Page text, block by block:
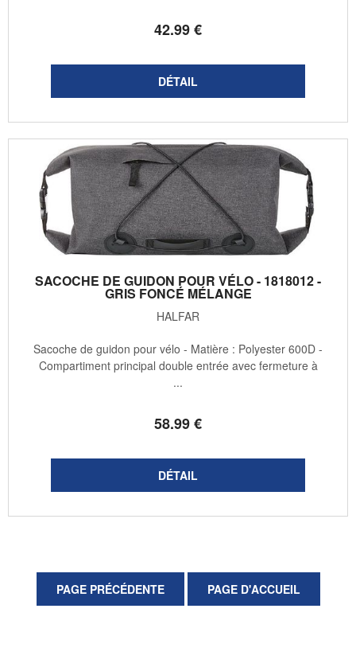
42.99€
SACOCHE DE GUIDON POUR VÉLO - 1818012 -
GRIS FONCÉ MÉLANGE
HALFAR
58.99€
Sacoche de guidon pour vélo - Matière : Polyester 600D -
Compartiment principal double entrée avec fermeture à
...